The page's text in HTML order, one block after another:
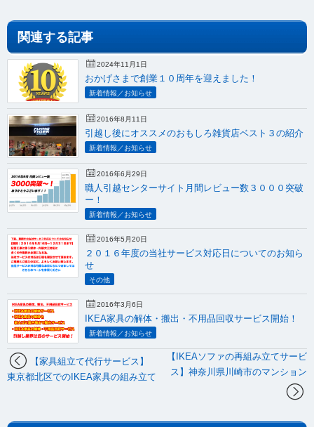
関連する記事
2024年11月1日
おかげさまで創業１０周年を迎えました！
新着情報／お知らせ
2016年8月11日
引越し後にオススメのおもしろ雑貨店ベスト３の紹介
新着情報／お知らせ
2016年6月29日
職人引越センターサイト月間レビュー数３０００突破
ー！
新着情報／お知らせ
2016年5月20日
２０１６年度の当社サービス対応日についてのお知ら
せ
その他
2016年3月6日
IKEA家具の解体・搬出・不用品回収サービス開始！
新着情報／お知らせ
【IKEAソファの再組み立てサービ
ス】神奈川県川崎市のマンション
【家具組立て代行サービス】
東京都北区でのIKEA家具の組み立て